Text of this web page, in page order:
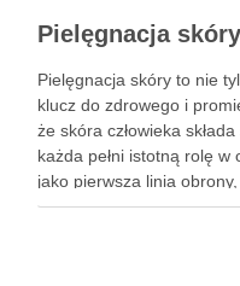
Pielęgnacja skóry to nie
klucz do zdrowego i
że skóra człowieka
każda pełni istotną rolę w
jako pierwsza linia
czynnikami